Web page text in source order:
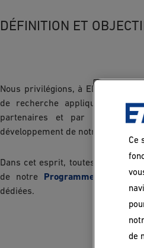
DÉFINITION ET
Nous privilégions, à EDC Paris
de recherche appliquée afin
partenaires et par là même
développement de notre territoire.
Dans cet esprit, toutes nos
de notre
Programme Grande
dédiées.
Ce
de